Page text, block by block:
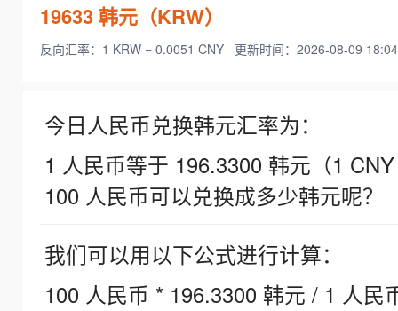
19633韩元（KRW）
反向汇率：1 KRW = 0.0051 CNY 更新时间：2026-08-09
今日人民币兑换韩元汇率为：
1 人民币等于 196.3300 韩元（1
100 人民币可以兑换成多少韩元呢？
我们可以用以下公式进行计算：
100 人民币 * 196.3300 韩元 / 1 人民